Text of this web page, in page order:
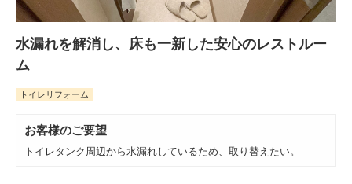
水漏れを解消し、床も一新した安心のレストルー
ム
トイレリフォーム
お客様のご要望
トイレタンク周辺から水漏れしているため、取り替えたい。